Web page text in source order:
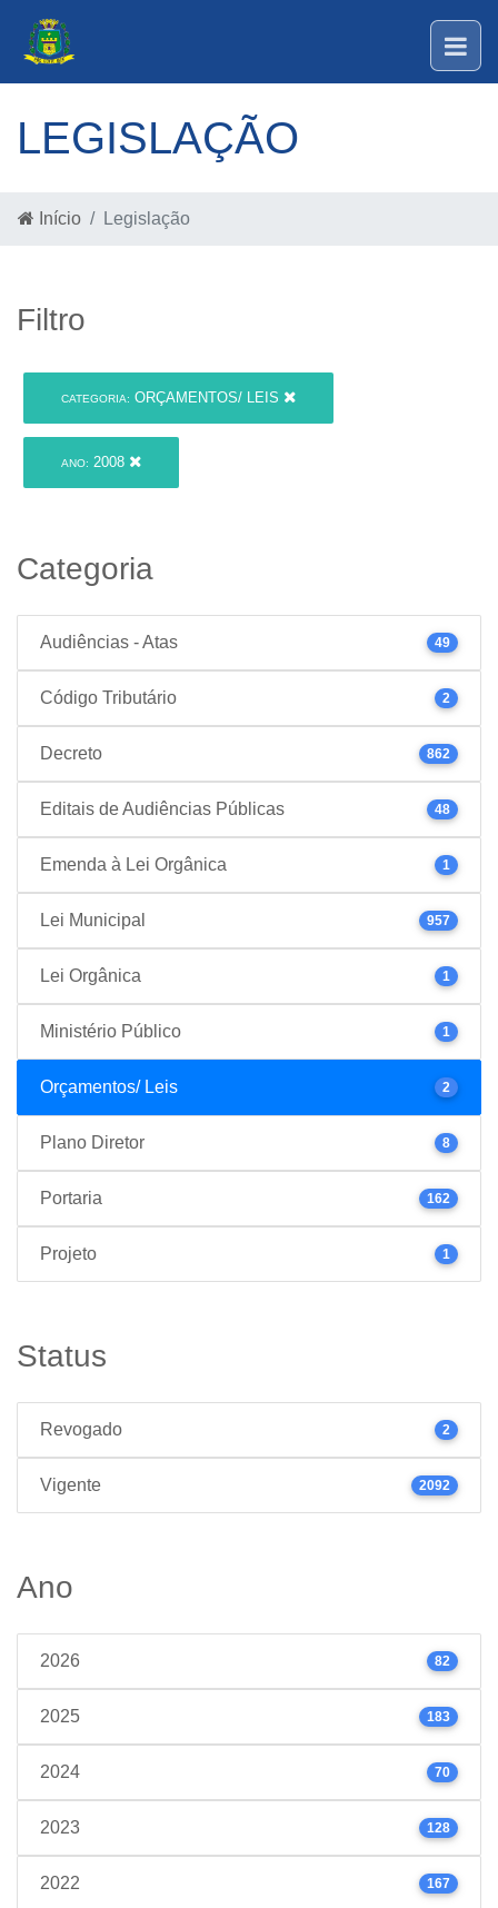
LEGISLAÇÃO
Início Legislação
Filtro
CATEGORIA: ORÇAMENTOS/ LEIS
ANO: 2008
Categoria
Audiências - Atas 49
Código Tributário 2
Decreto 862
Editais de Audiências Públicas 48
Emenda à Lei Orgânica 1
Lei Municipal 957
Lei Orgânica 1
Ministério Público 1
Orçamentos/ Leis 2
Plano Diretor 8
Portaria 162
Projeto 1
Status
Revogado 2
Vigente 2092
Ano
2026 82
2025 183
2024 70
2023 128
2022 167